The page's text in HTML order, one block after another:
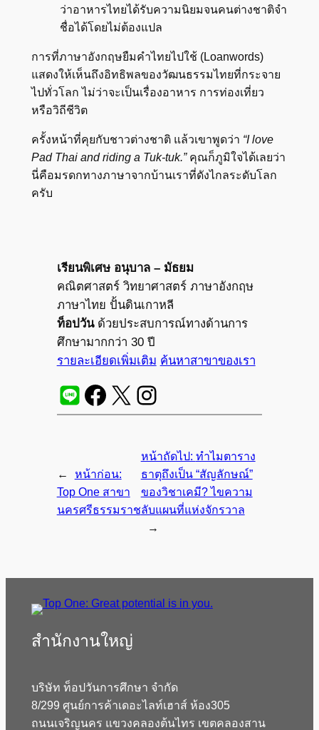
ว่าอาหารไทยได้รับความนิยมจนคนต่างชาติจำ
ชื่อได้โดยไม่ต้องแปล
การที่ภาษาอังกฤษยืมคำไทยไปใช้ (Loanwords)
แสดงให้เห็นถึงอิทธิพลของวัฒนธรรมไทยที่กระจาย
ไปทั่วโลก ไม่ว่าจะเป็นเรื่องอาหาร การท่องเที่ยว
หรือวิถีชีวิต
ครั้งหน้าที่คุยกับชาวต่างชาติ แล้วเขาพูดว่า “I love
Pad Thai and riding a Tuk-tuk.”คุณก็ภูมิใจได้เลยว่า
นี่คือมรดกทางภาษาจากบ้านเราที่ดังไกลระดับโลก
ครับ
เรียนพิเศษ อนุบาล – มัธยม
คณิตศาสตร์ วิทยาศาสตร์ ภาษาอังกฤษ
ภาษาไทย ปั้นดินเกาหลี
ท็อปวันด้วยประสบการณ์ทางด้านการ
ศึกษามากกว่า 30 ปี
รายละเอียดเพิ่มเติม ค้นหาสาขาของเรา
←
หน้าก่อน:
Top One สาขา
นครศรีธรรมราช
หน้าถัดไป: ทำไมตาราง
ธาตุถึงเป็น “สัญลักษณ์”
ของวิชาเคมี? ไขความ
ลับแผนที่แห่งจักรวาล
→
สํานักงานใหญ่
บริษัท ท็อปวันการศึกษา จำกัด
8/299 ศูนย์การค้าเดอะไลท์เฮาส์ ห้อง305
ถนนเจริญนคร แขวงคลองต้นไทร เขตคลองสาน